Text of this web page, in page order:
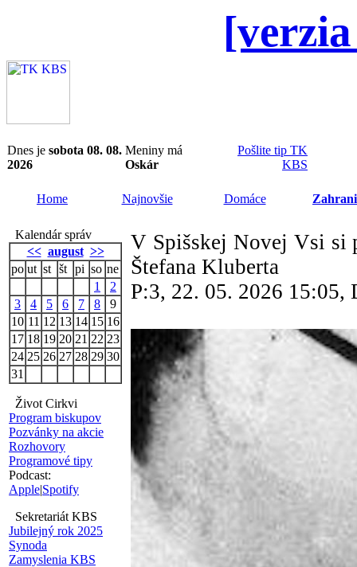
Dnes je sobota 08. 08.
2026
Meniny má
Oskár
Pošlite tip TK
KBS
Home Najnovšie Domáce
Kalendár správ
<< august >>
po ut st št pi so ne
1
2
3
4 5 6 7 8
9
10 11 12 13 14 15 16
17 18 19 20 21 22 23
24 25 26 27 28 29 30
31
Život Cirkvi
Program biskupov
Pozvánky na akcie
Rozhovory
Programové tipy
Podcast:
Apple|Spotify
Sekretariát KBS
Jubilejný rok 2025
Synoda
Zamyslenia KBS
V Spišskej Novej Vsi si
Štefana Kluberta
P:3, 22. 05. 2026 15:05,